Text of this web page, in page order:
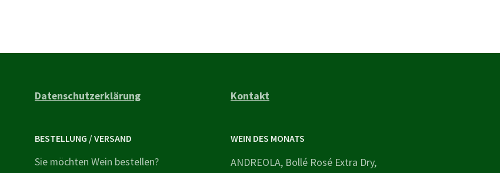
Datenschutzerklärung
BESTELLUNG / VERSAND
Sie möchten Wein bestellen?
Kontakt
WEIN DES MONATS
ANDREOLA, Bollé Rosé Extra Dry,